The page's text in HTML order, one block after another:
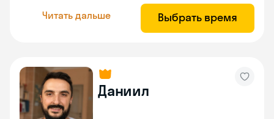
Читать дальше Выбрать время
Даниил